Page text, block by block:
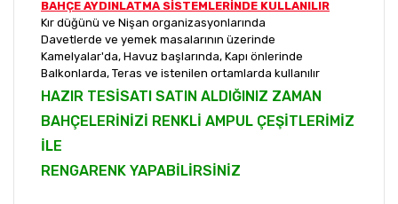
BAHÇE AYDINLATMA SİSTEMLERİNDE KULLANILIR
Kır düğünü ve Nişan organizasyonlarında
Davetlerde ve yemek masalarının üzerinde
Kamelyalar'da, Havuz başlarında, Kapı önlerinde
Balkonlarda, Teras ve istenilen ortamlarda kullanılır
HAZIR TESİSATI SATIN ALDIĞINIZ ZAMAN
BAHÇELERİNİZİ RENKLİ AMPUL ÇEŞİTLERİMİZ
İLE
RENGARENK YAPABİLİRSİNİZ